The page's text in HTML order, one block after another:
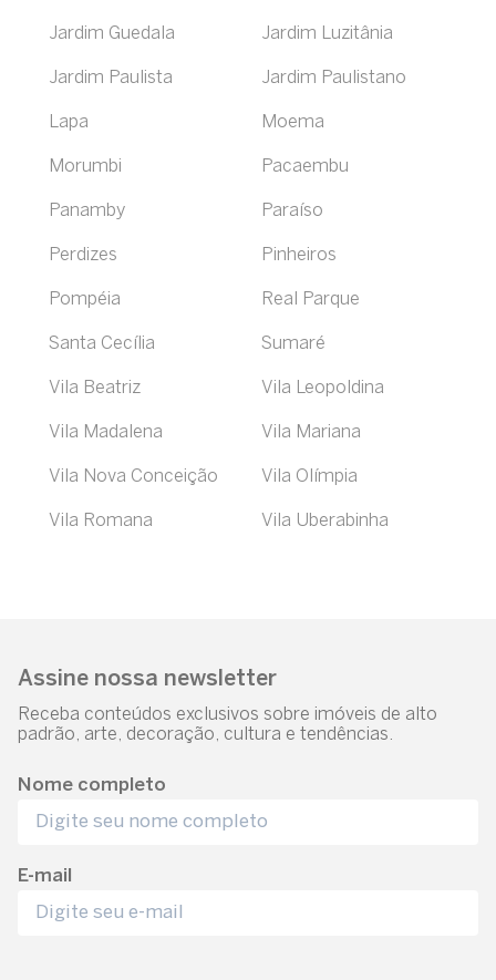
Jardim Guedala Jardim Luzitânia
Jardim Paulista Jardim Paulistano
Lapa Moema
Morumbi Pacaembu
Panamby Paraíso
Perdizes Pinheiros
Pompéia Real Parque
Santa Cecília Sumaré
Vila Beatriz Vila Leopoldina
Vila Madalena Vila Mariana
Vila Nova Conceição Vila Olímpia
Vila Romana Vila Uberabinha
Assine nossa newsletter
Receba conteúdos exclusivos sobre imóveis de alto
padrão, arte, decoração, cultura e tendências.
Nome completo
E-mail